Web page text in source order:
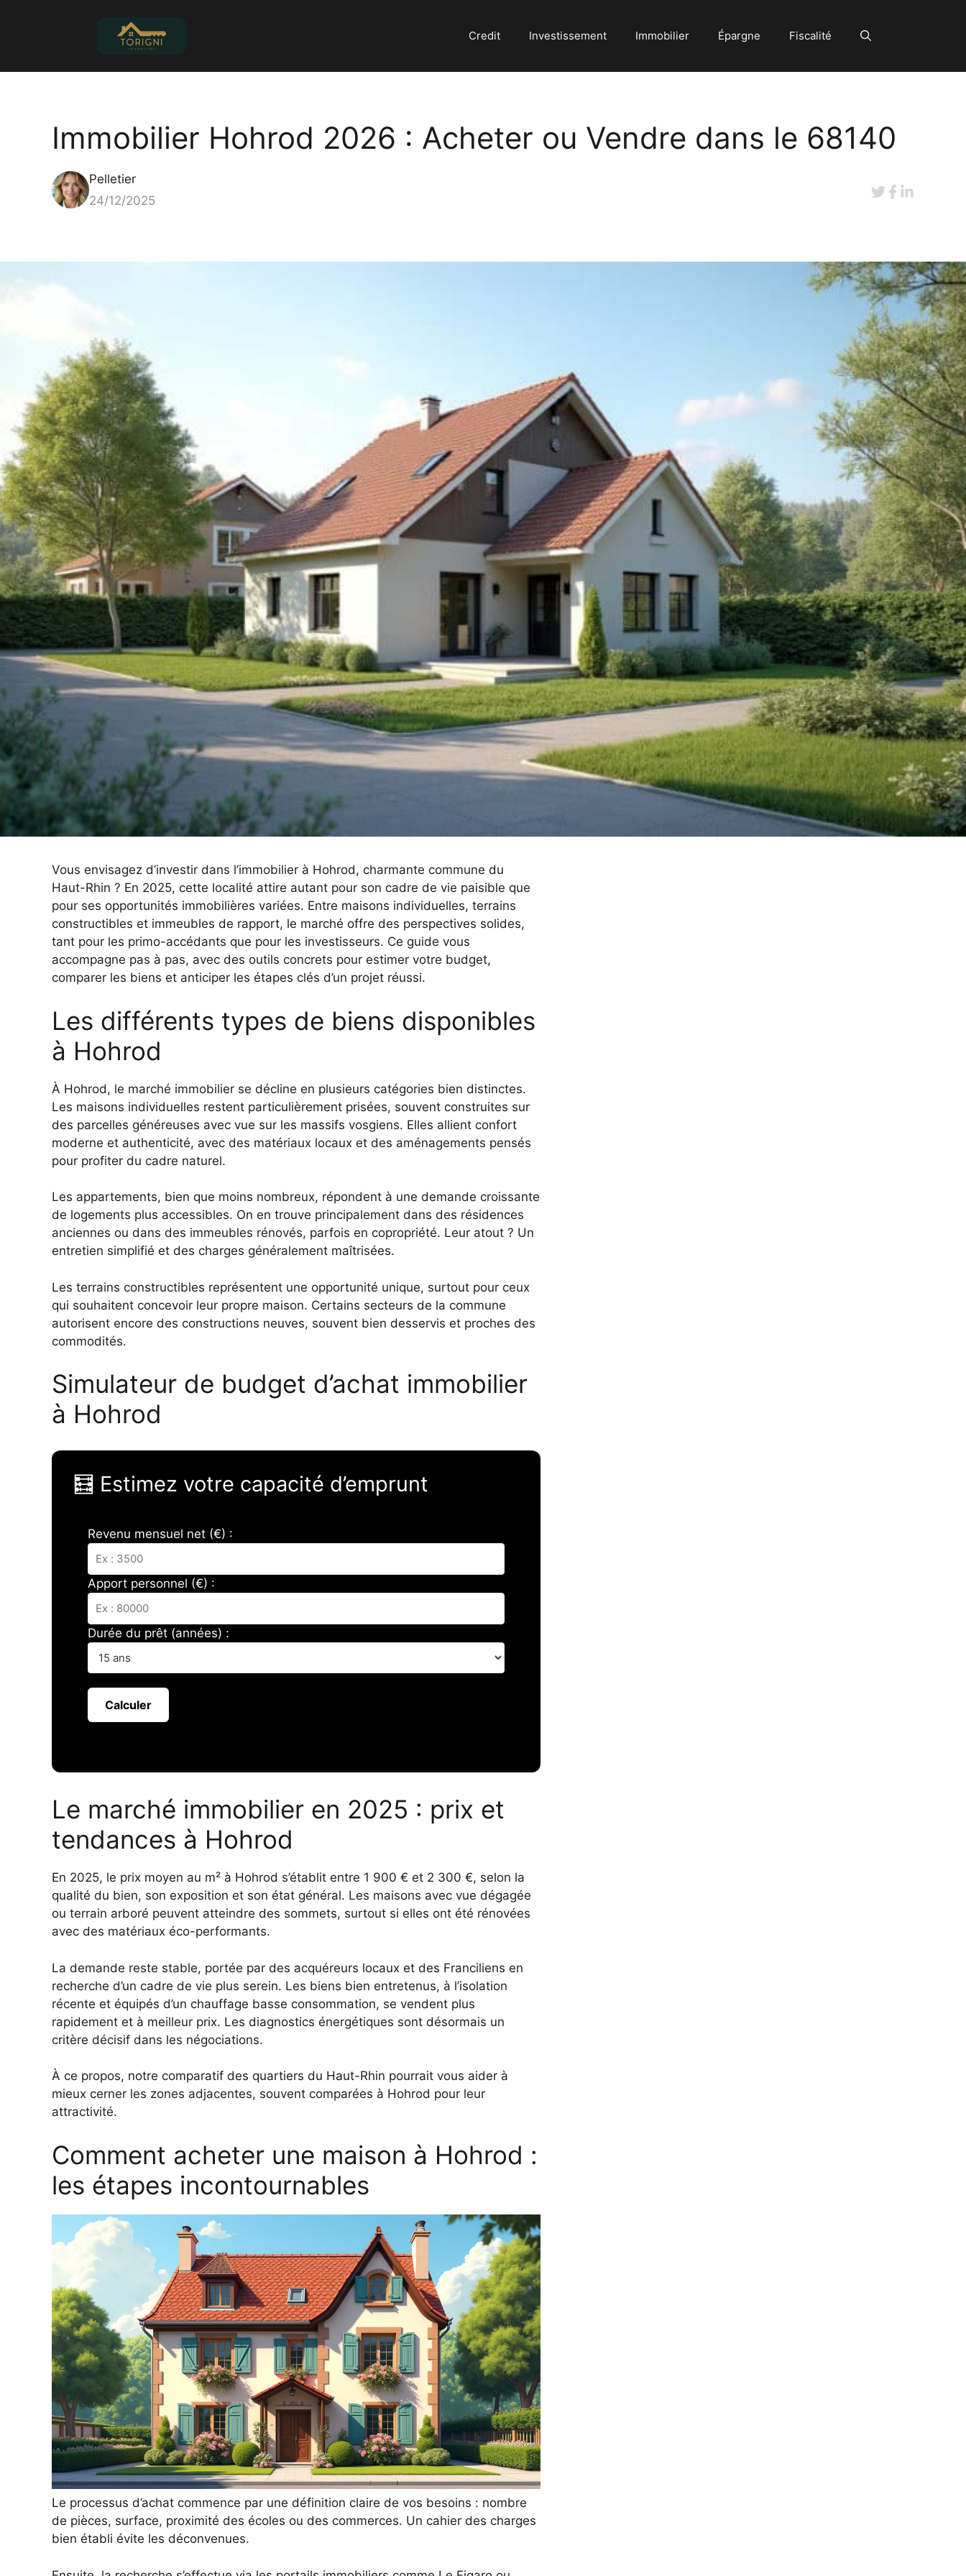
Credit Investissement Immobilier Épargne Fiscalité
Immobilier Hohrod 2026 : Acheter ou Vendre dans le 68140
Pelletier
24/12/2025
Vous envisagez d’investir dans l’immobilier à Hohrod, charmante commune du
Haut-Rhin ? En 2025, cette localité attire autant pour son cadre de vie paisible que
pour ses opportunités immobilières variées. Entre maisons individuelles, terrains
constructibles et immeubles de rapport, le marché offre des perspectives solides,
tant pour les primo-accédants que pour les investisseurs. Ce guide vous
accompagne pas à pas, avec des outils concrets pour estimer votre budget,
comparer les biens et anticiper les étapes clés d’un projet réussi.
Les différents types de biens disponibles
à Hohrod
À Hohrod, le marché immobilier se décline en plusieurs catégories bien distinctes.
Les maisons individuelles restent particulièrement prisées, souvent construites sur
des parcelles généreuses avec vue sur les massifs vosgiens. Elles allient confort
moderne et authenticité, avec des matériaux locaux et des aménagements pensés
pour profiter du cadre naturel.
Les appartements, bien que moins nombreux, répondent à une demande croissante
de logements plus accessibles. On en trouve principalement dans des résidences
anciennes ou dans des immeubles rénovés, parfois en copropriété. Leur atout ? Un
entretien simplifié et des charges généralement maîtrisées.
Les terrains constructibles représentent une opportunité unique, surtout pour ceux
qui souhaitent concevoir leur propre maison. Certains secteurs de la commune
autorisent encore des constructions neuves, souvent bien desservis et proches des
commodités.
Simulateur de budget d’achat immobilier
à Hohrod
🧮 Estimez votre capacité d’emprunt
Revenu mensuel net (€) :
Apport personnel (€) :
Durée du prêt (années) :
Calculer
Le marché immobilier en 2025 : prix et
tendances à Hohrod
En 2025, le prix moyen au m² à Hohrod s’établit entre 1 900 € et 2 300 €, selon la
qualité du bien, son exposition et son état général. Les maisons avec vue dégagée
ou terrain arboré peuvent atteindre des sommets, surtout si elles ont été rénovées
avec des matériaux éco-performants.
La demande reste stable, portée par des acquéreurs locaux et des Franciliens en
recherche d’un cadre de vie plus serein. Les biens bien entretenus, à l’isolation
récente et équipés d’un chauffage basse consommation, se vendent plus
rapidement et à meilleur prix. Les diagnostics énergétiques sont désormais un
critère décisif dans les négociations.
À ce propos, notre comparatif des quartiers du Haut-Rhin pourrait vous aider à
mieux cerner les zones adjacentes, souvent comparées à Hohrod pour leur
attractivité.
Comment acheter une maison à Hohrod :
les étapes incontournables
Le processus d’achat commence par une définition claire de vos besoins : nombre
de pièces, surface, proximité des écoles ou des commerces. Un cahier des charges
bien établi évite les déconvenues.